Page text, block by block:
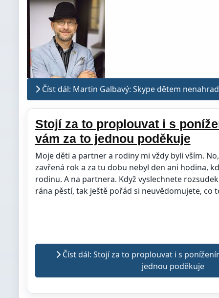
Číst dál: Martin Galbavý: Skype dětem
Stojí za to proplouvat i s
vám za to jednou poděkuje
Moje děti a partner a rodiny mi vždy byli vším.
zavřená rok a za tu dobu nebyl den ani hodina,
rodinu. A na partnera. Když vyslechnete
rána pěstí, tak ještě pořád si neuvědomujete, co
Číst dál: Stojí za to proplouvat i s
jednou poděkuje